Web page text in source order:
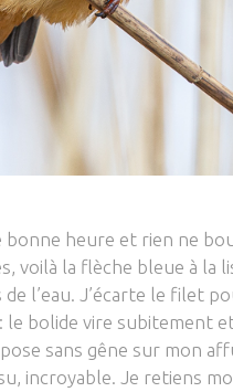
bonne heure et rien ne
voilà la flèche bleue à la
l’eau. J’écarte le filet
le bolide vire subitement
sans gêne sur mon
incroyable. Je retiens